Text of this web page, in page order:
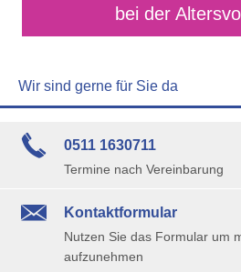
bei der
Wir sind gerne für Sie da
0511 1630711
Termine nach Vereinbarung
Kontaktformular
Nutzen Sie das Formular um
aufzunehmen